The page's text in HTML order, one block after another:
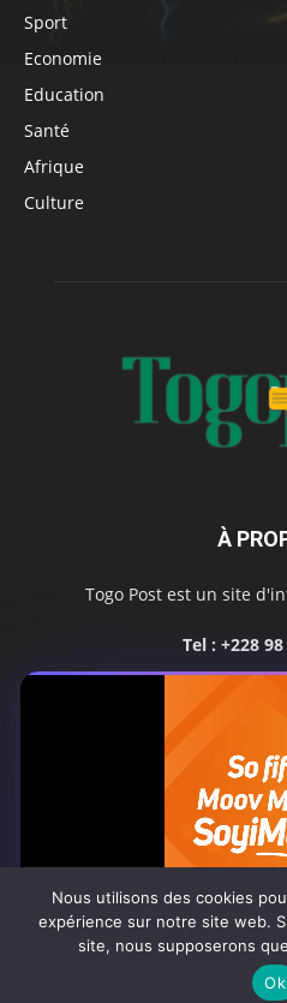
Sport
Economie
Education
Santé
Afrique
Culture
À
Togo Post est un site
Tel : +228
SUIVEZ
Africa-Newsroom
© Copyright 2025 Togo
Nous utilisons des cookies
expérience sur notre site web.
site, nous supposerons
Ok